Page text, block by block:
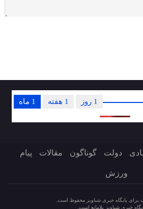
1 ماه 1 هفته 1 روز
دولت گوناگون مقالات پیام
ورزش
برای پایگاه خبری شباویز محفوظ است.
خبری شباویز بلامانع است.